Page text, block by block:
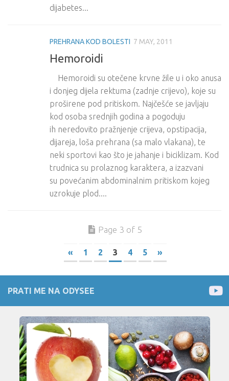
dijabetes...
PREHRANA KOD BOLESTI 7 MAY, 2011
Hemoroidi
Hemoroidi su otečene krvne žile u i oko anusa
i donjeg dijela rektuma (zadnje crijevo), koje su
proširene pod pritiskom. Najčešće se javljaju
kod osoba srednjih godina a pogoduju
ih neredovito pražnjenje crijeva, opstipacija,
dijareja, loša prehrana (sa malo vlakana), te
neki sportovi kao što je jahanje i biciklizam. Kod
trudnica su prolaznog karaktera, a izazvani
su povećanim abdominalnim pritiskom kojeg
uzrokuje plod....
Page 3 of 5
« 1 2 3 4 5 »
PRATI ME NA ODYSEE